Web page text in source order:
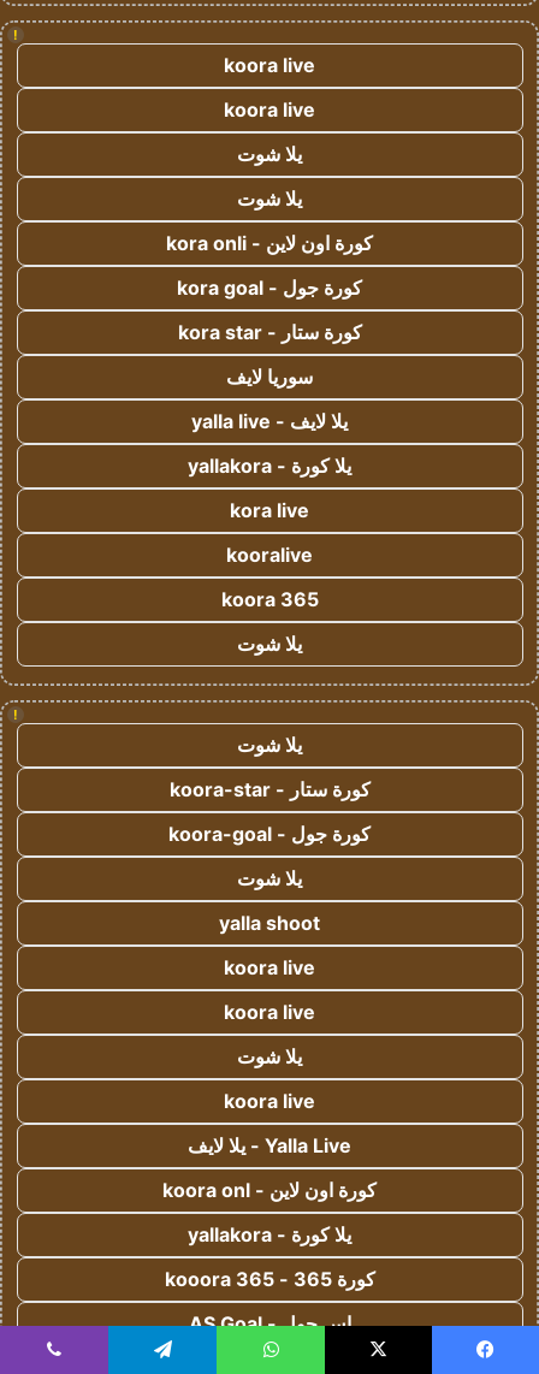
!
koora live
koora live
يلا شوت
يلا شوت
كورة اون لاين - kora onli
كورة جول - kora goal
كورة ستار - kora star
سوريا لايف
يلا لايف - yalla live
يلا كورة - yallakora
kora live
kooralive
koora 365
يلا شوت
!
يلا شوت
كورة ستار - koora-star
كورة جول - koora-goal
يلا شوت
yalla shoot
koora live
koora live
يلا شوت
koora live
Yalla Live - يلا لايف
كورة اون لاين - koora onl
يلا كورة - yallakora
كورة 365 - kooora 365
اس جول - AS Goal